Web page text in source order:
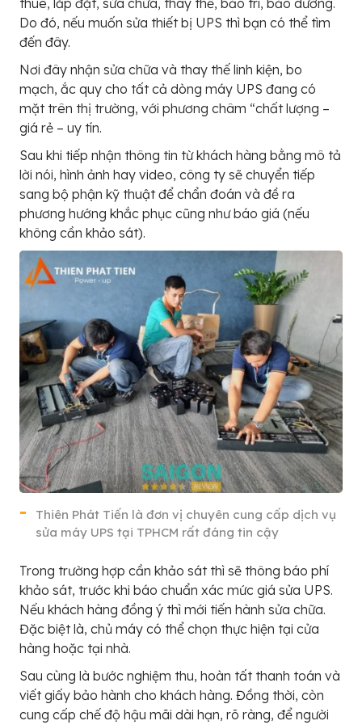
thuê, lắp đặt, sửa chữa, thay thế, bảo trì, bảo dưỡng.
Do đó, nếu muốn sửa thiết bị UPS thì bạn có thể tìm
đến đây.
Nơi đây nhận sửa chữa và thay thế linh kiện, bo
mạch, ắc quy cho tất cả dòng máy UPS đang có
mặt trên thị trường, với phương châm “chất lượng –
giá rẻ – uy tín.
Sau khi tiếp nhận thông tin từ khách hàng bằng mô tả
lời nói, hình ảnh hay video, công ty sẽ chuyển tiếp
sang bộ phận kỹ thuật để chẩn đoán và đề ra
phương hướng khắc phục cũng như báo giá (nếu
không cần khảo sát).
Thiên Phát Tiến là đơn vị chuyên cung cấp dịch vụ
sửa máy UPS tại TPHCM rất đáng tin cậy
Trong trường hợp cần khảo sát thì sẽ thông báo phí
khảo sát, trước khi báo chuẩn xác mức giá sửa UPS.
Nếu khách hàng đồng ý thì mới tiến hành sửa chữa.
Đặc biệt là, chủ máy có thể chọn thực hiện tại cửa
hàng hoặc tại nhà.
Sau cùng là bước nghiệm thu, hoàn tất thanh toán và
viết giấy bảo hành cho khách hàng. Đồng thời, còn
cung cấp chế độ hậu mãi dài hạn, rõ ràng, để người